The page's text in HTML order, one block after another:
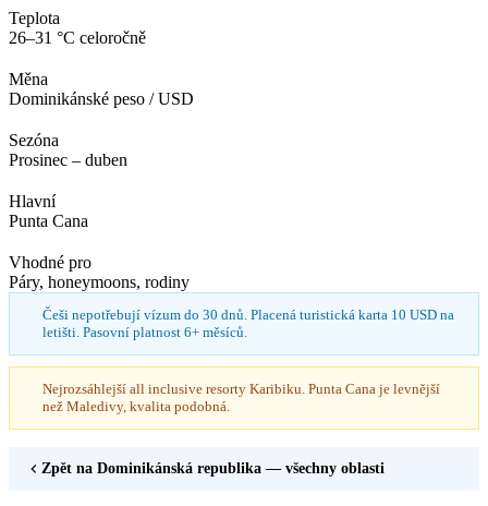
Teplota
26–31 °C celoročně
Měna
Dominikánské peso / USD
Sezóna
Prosinec – duben
Hlavní
Punta Cana
Vhodné pro
Páry, honeymoons, rodiny
Češi nepotřebují vízum do 30 dnů. Placená turistická karta 10 USD na
letišti. Pasovní platnost 6+ měsíců.
Nejrozsáhlejší all inclusive resorty Karibiku. Punta Cana je levnější
než Maledivy, kvalita podobná.
Zpět na Dominikánská republika — všechny oblasti